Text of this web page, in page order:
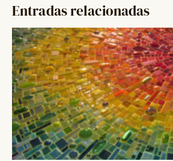
Entradas relacionadas